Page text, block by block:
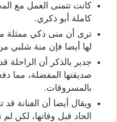
كانت تتمنى العمل مع
كاملة أبو ذكري.
ترى أن منى ذكي ممثلة من
لها أيضا فإن منة شلبي
جدير بالذكر أن
صديقتها المفضلة، مما
بالمسروقات.
ويقال أيضا أن الفنانة
الحاد قبل وفاتها، لكن